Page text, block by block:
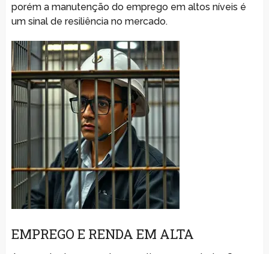
porém a manutenção do emprego em altos níveis é
um sinal de resiliência no mercado.
EMPREGO E RENDA EM ALTA